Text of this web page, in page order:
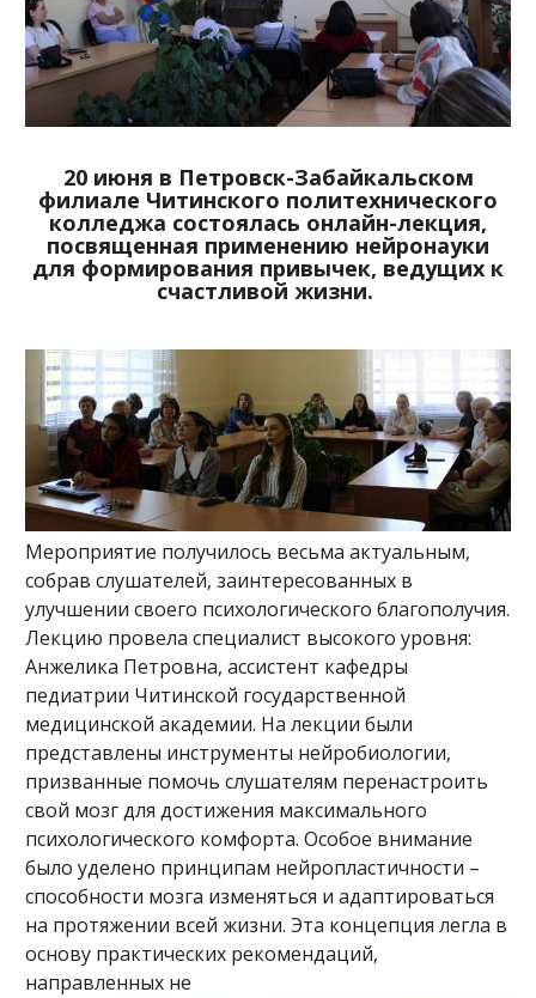
20 июня в Петровск-Забайкальском
филиале Читинского политехнического
колледжа состоялась онлайн-лекция,
посвященная применению нейронауки
для формирования привычек, ведущих к
счастливой жизни.
Мероприятие получилось весьма актуальным,
собрав слушателей, заинтересованных в
улучшении своего психологического благополучия.
Лекцию провела специалист высокого уровня:
Анжелика Петровна, ассистент кафедры
педиатрии Читинской государственной
медицинской академии. На лекции были
представлены инструменты нейробиологии,
призванные помочь слушателям перенастроить
свой мозг для достижения максимального
психологического комфорта. Особое внимание
было уделено принципам нейропластичности –
способности мозга изменяться и адаптироваться
на протяжении всей жизни. Эта концепция легла в
основу практических рекомендаций,
направленных не